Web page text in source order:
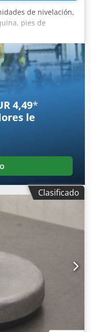
de nivelación,
pies de
de máquina,
soporte de máquina,
- Fijadores: para
- Altura mínima: 56
2 unidades -
145/Alto 63 mm -
4,49*
le
Clasificado